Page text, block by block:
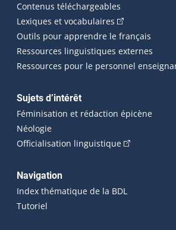
Contenus téléchargeables
Lexiques et vocabulaires (Cet hyperlien
Outils pour apprendre le français
Ressources linguistiques externes
Ressources pour le personnel
Sujets d’intérêt
Féminisation et rédaction épicène
Néologie
Officialisation linguistique(Cet
Navigation
Index thématique de la BDL
Tutoriel